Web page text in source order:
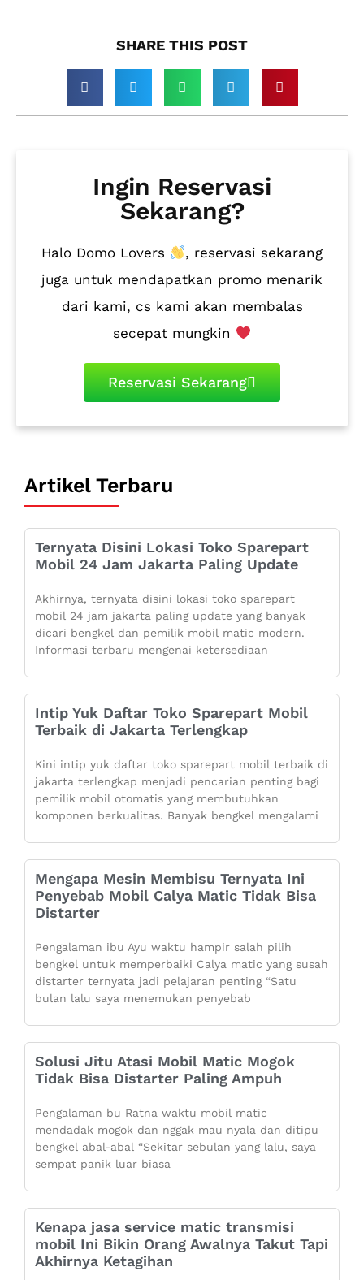
SHARE THIS POST​
Ingin Reservasi
Sekarang?
Halo Domo Lovers
, reservasi sekarang
juga untuk mendapatkan promo menarik
dari kami, cs kami akan membalas
secepat mungkin
Reservasi Sekarang
Artikel Terbaru
Ternyata Disini Lokasi Toko Sparepart
Mobil 24 Jam Jakarta Paling Update
Akhirnya, ternyata disini lokasi toko sparepart
mobil 24 jam jakarta paling update yang banyak
dicari bengkel dan pemilik mobil matic modern.
Informasi terbaru mengenai ketersediaan
Intip Yuk Daftar Toko Sparepart Mobil
Terbaik di Jakarta Terlengkap
Kini intip yuk daftar toko sparepart mobil terbaik di
jakarta terlengkap menjadi pencarian penting bagi
pemilik mobil otomatis yang membutuhkan
komponen berkualitas. Banyak bengkel mengalami
Mengapa Mesin Membisu Ternyata Ini
Penyebab Mobil Calya Matic Tidak Bisa
Distarter
Pengalaman ibu Ayu waktu hampir salah pilih
bengkel untuk memperbaiki Calya matic yang susah
distarter ternyata jadi pelajaran penting “Satu
bulan lalu saya menemukan penyebab
Solusi Jitu Atasi Mobil Matic Mogok
Tidak Bisa Distarter Paling Ampuh
Pengalaman bu Ratna waktu mobil matic
mendadak mogok dan nggak mau nyala dan ditipu
bengkel abal-abal “Sekitar sebulan yang lalu, saya
sempat panik luar biasa
Kenapa jasa service matic transmisi
mobil Ini Bikin Orang Awalnya Takut Tapi
Akhirnya Ketagihan